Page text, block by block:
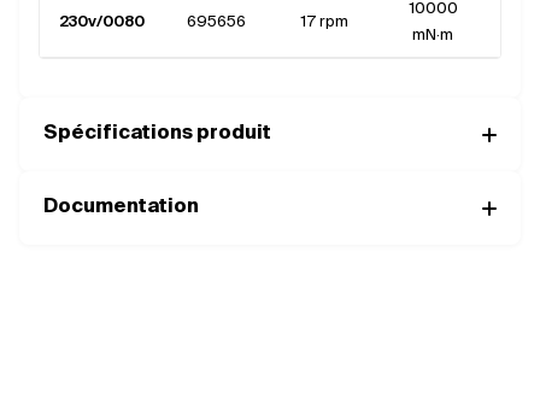
230v/0080 695656 17 rpm
10000
mN·m
Spécifications produit
Documentation